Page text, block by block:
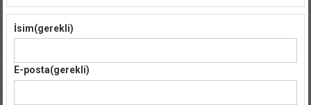
İsim(gerekli)
E-posta(gerekli)